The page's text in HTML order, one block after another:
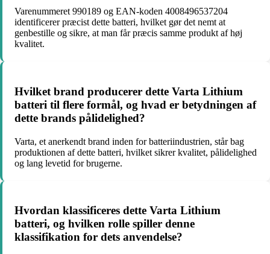
Varenummeret 990189 og EAN-koden 4008496537204
identificerer præcist dette batteri, hvilket gør det nemt at
genbestille og sikre, at man får præcis samme produkt af høj
kvalitet.
Hvilket brand producerer dette Varta Lithium
batteri til flere formål, og hvad er betydningen af
dette brands pålidelighed?
Varta, et anerkendt brand inden for batteriindustrien, står bag
produktionen af dette batteri, hvilket sikrer kvalitet, pålidelighed
og lang levetid for brugerne.
Hvordan klassificeres dette Varta Lithium
batteri, og hvilken rolle spiller denne
klassifikation for dets anvendelse?